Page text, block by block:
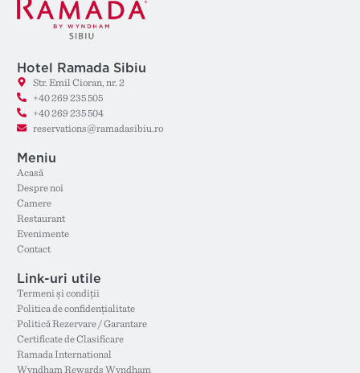
Hotel Ramada Sibiu
Str. Emil Cioran, nr. 2
+40 269 235 505
+40 269 235 504
reservations@ramadasibiu.ro
Meniu
Acasă
Despre noi
Camere
Restaurant
Evenimente
Contact
Link-uri utile
Termeni și condiții
Politica de confidențialitate
Politică Rezervare / Garantare
Certificate de Clasificare
Ramada International
Wyndham Rewards Wyndham